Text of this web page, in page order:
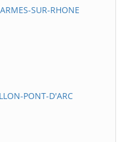
SUR-RHONE
PONT-D'ARC